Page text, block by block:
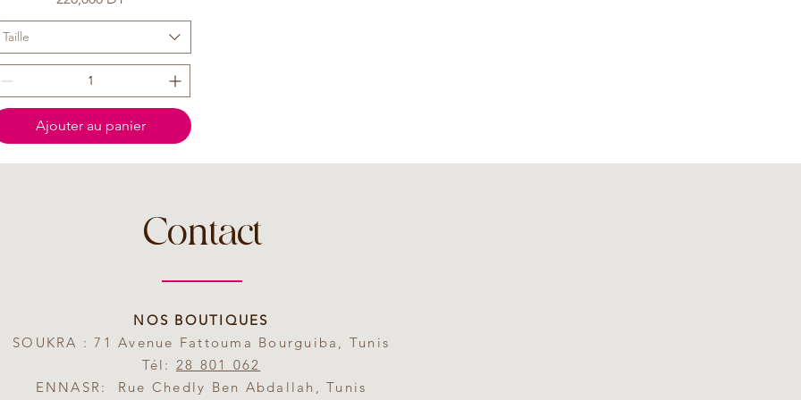
Taille
Ajouter au panier
Contact
NOS BOUTIQUES
SOUKRA : 71 Avenue Fattouma Bourguiba, Tunis
Tél: 28 801 062
ENNASR: Rue Chedly Ben Abdallah, Tunis